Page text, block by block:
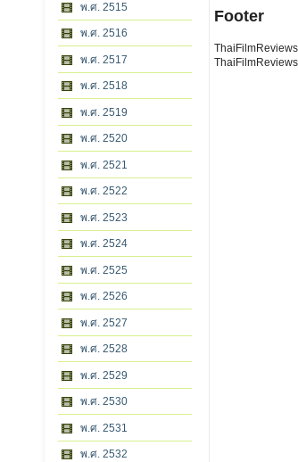
พ.ศ. 2515
พ.ศ. 2516
พ.ศ. 2517
พ.ศ. 2518
พ.ศ. 2519
พ.ศ. 2520
พ.ศ. 2521
พ.ศ. 2522
พ.ศ. 2523
พ.ศ. 2524
พ.ศ. 2525
พ.ศ. 2526
พ.ศ. 2527
พ.ศ. 2528
พ.ศ. 2529
พ.ศ. 2530
พ.ศ. 2531
พ.ศ. 2532
Footer